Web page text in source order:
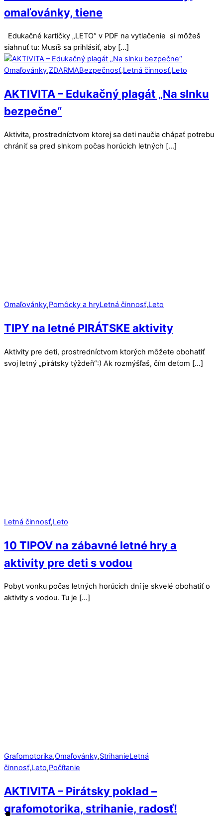
omaľovánky, tiene
Edukačné kartičky „LETO“ v PDF na vytlačenie si môžeš
siahnuť tu: Musíš sa prihlásiť, aby […]
Omaľovánky,ZDARMABezpečnosť,Letná činnosť,Leto
AKTIVITA – Edukačný plagát „Na slnku
bezpečne“
Aktivita, prostredníctvom ktorej sa deti naučia chápať potrebu
chrániť sa pred slnkom počas horúcich letných […]
Omaľovánky,Pomôcky a hryLetná činnosť,Leto
TIPY na letné PIRÁTSKE aktivity
Aktivity pre deti, prostredníctvom ktorých môžete obohatiť
svoj letný „pirátsky týždeň“:) Ak rozmýšľaš, čím deťom […]
Letná činnosť,Leto
10 TIPOV na zábavné letné hry a
aktivity pre deti s vodou
Pobyt vonku počas letných horúcich dní je skvelé obohatiť o
aktivity s vodou. Tu je […]
Grafomotorika,Omaľovánky,StrihanieLetná
činnosť,Leto,Počítanie
AKTIVITA – Pirátsky poklad –
grafomotorika, strihanie, radosť!